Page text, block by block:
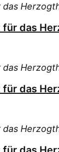
das
das